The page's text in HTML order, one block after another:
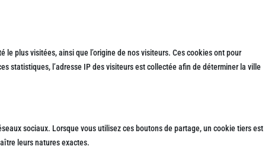
plus visitées, ainsi que l’origine de nos visiteurs. Ces cookies ont pour
statistiques, l’adresse IP des visiteurs est collectée afin de déterminer la ville
sociaux. Lorsque vous utilisez ces boutons de partage, un cookie tiers est
leurs natures exactes.